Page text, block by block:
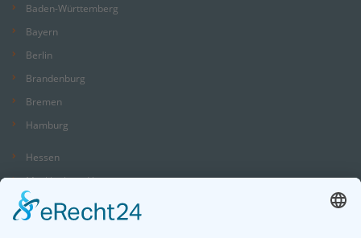
Baden-Württemberg
Bayern
Berlin
Brandenburg
Bremen
Hamburg
Hessen
Mecklenburg-Vorpommern
Niedersachsen